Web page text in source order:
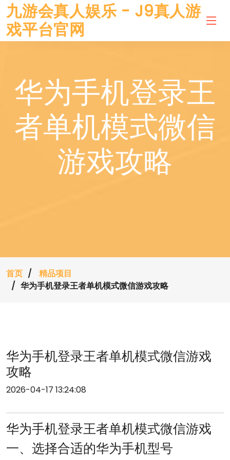
九游会真人娱乐 - J9真人游
戏平台官网
华为手机登录王
者单机模式微信
游戏攻略
首页
精品项目
华为手机登录王者单机模式微信游戏攻略
华为手机登录王者单机模式微信游戏
攻略
2026-04-17 13:24:08
华为手机登录王者单机模式微信游戏
一、选择合适的华为手机型号